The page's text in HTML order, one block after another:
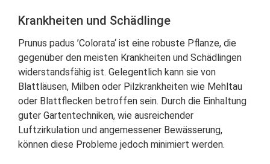
Krankheiten und Schädlinge
Prunus padus ’Colorata‘ ist eine robuste Pflanze, die
gegenüber den meisten Krankheiten und Schädlingen
widerstandsfähig ist. Gelegentlich kann sie von
Blattläusen, Milben oder Pilzkrankheiten wie Mehltau
oder Blattflecken betroffen sein. Durch die Einhaltung
guter Gartentechniken, wie ausreichender
Luftzirkulation und angemessener Bewässerung,
können diese Probleme jedoch minimiert werden.